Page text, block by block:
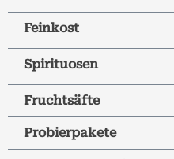
Feinkost
Spirituosen
Fruchtsäfte
Probierpakete